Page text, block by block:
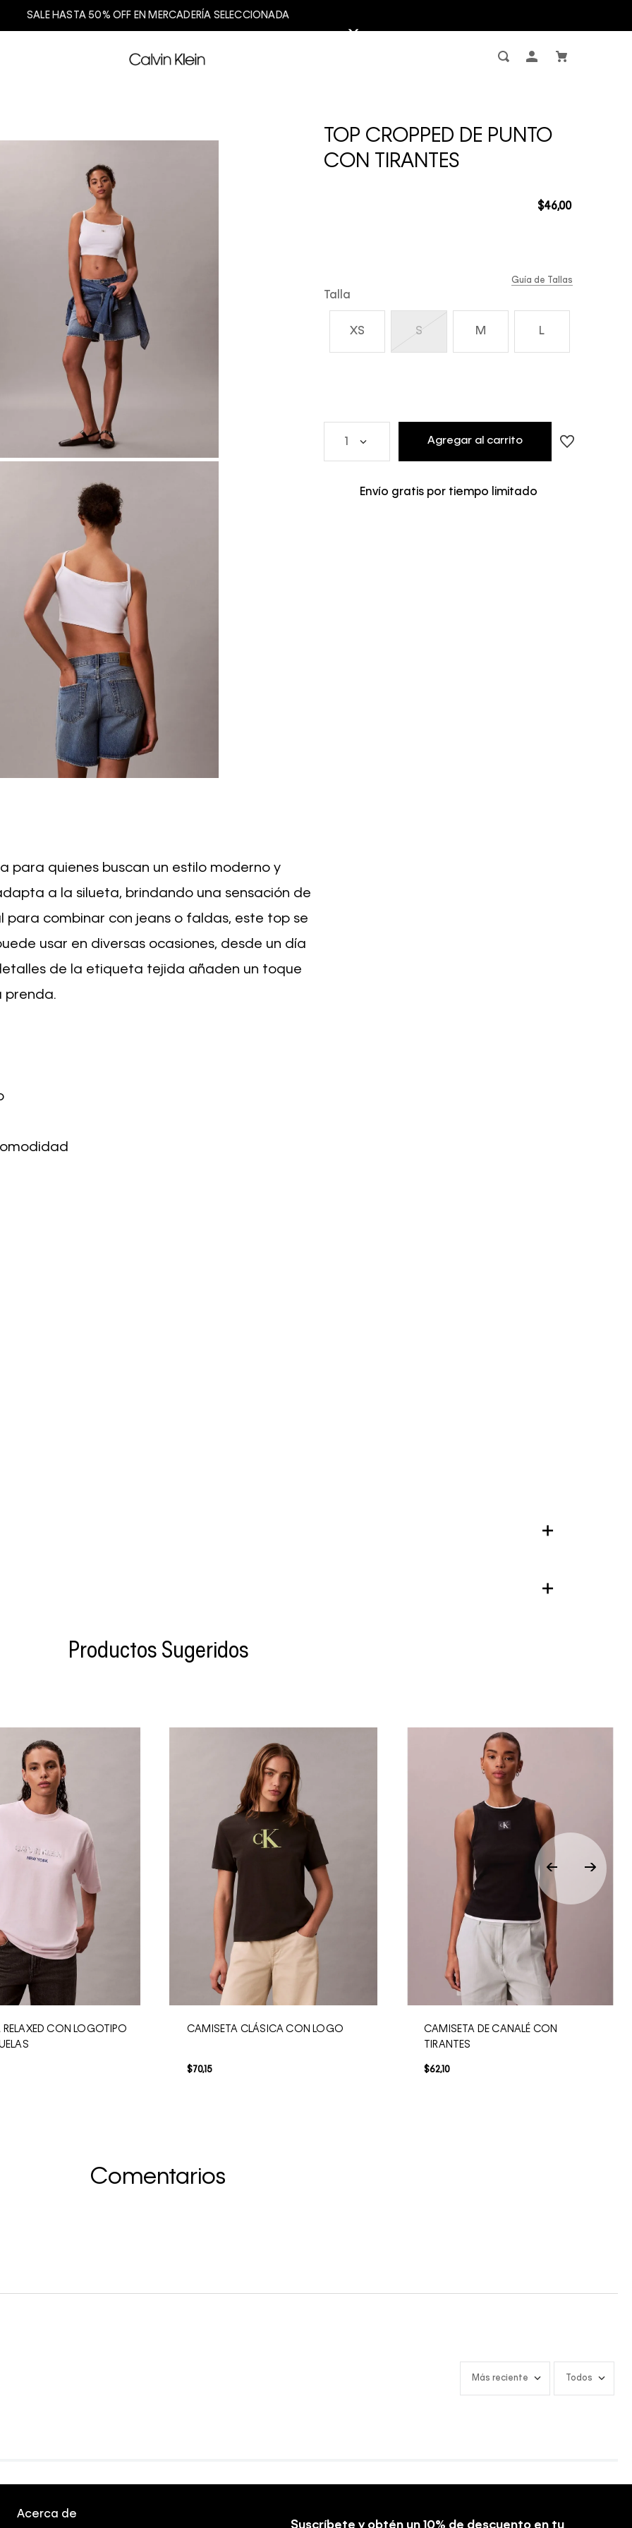
SALE HASTA 50% OFF EN MERCADERÍA SELECCIONADA
TOP CROPPED DE PUNTO
CON TIRANTES
$46,00
Talla
XS S M L
Guía de Tallas
Agregar al carrito
Envío gratis por tiempo limitado
para quienes buscan un estilo moderno y
a la silueta, brindando una sensación de
combinar con jeans o faldas, este top se
usar en diversas ocasiones, desde un día
de la etiqueta tejida añaden un toque
prenda.
Productos Sugeridos
CON LOGOTIPO
CAMISETA CLÁSICA CON LOGO
$70,15
CAMISETA DE CANALÉ CON
TIRANTES
$62,10
Comentarios
Más reciente Todos
Acerca de